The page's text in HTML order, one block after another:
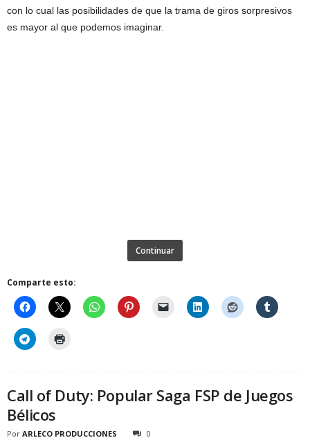
con lo cual las posibilidades de que la trama de giros sorpresivos
es mayor al que podemos imaginar.
Continuar
Comparte esto:
Call of Duty: Popular Saga FSP de Juegos
Bélicos
Por ARLECO PRODUCCIONES 0